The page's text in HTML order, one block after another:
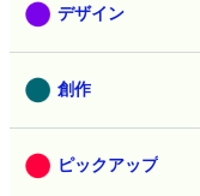
デザイン
創作
ピックアップ